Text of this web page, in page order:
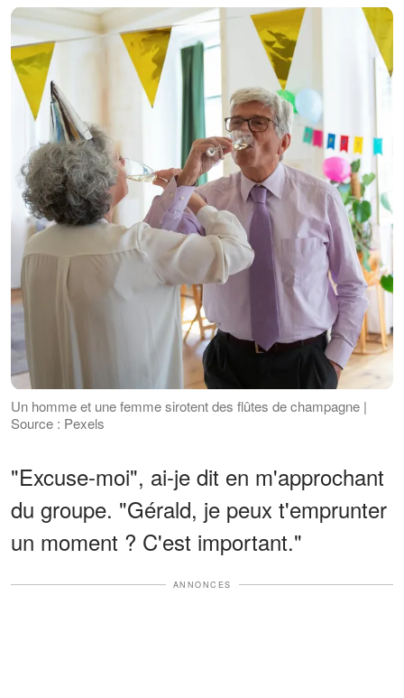
Un homme et une femme sirotent des flûtes de champagne |
Source : Pexels
"Excuse-moi", ai-je dit en m'approchant
du groupe. "Gérald, je peux t'emprunter
un moment ? C'est important."
ANNONCES